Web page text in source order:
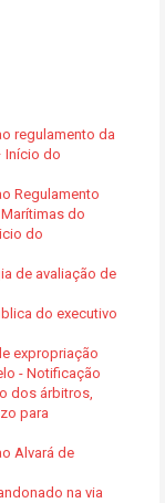
regulamento da
Início do
Regulamento
do
do
de avaliação de
do executivo
expropriação
- Notificação
dos árbitros,
para
Alvará de
na via